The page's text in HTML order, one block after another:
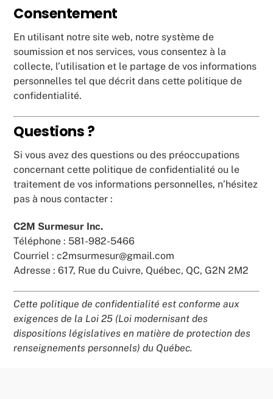
Consentement
En utilisant notre site web, notre système de
soumission et nos services, vous consentez à la
collecte, l’utilisation et le partage de vos informations
personnelles tel que décrit dans cette politique de
confidentialité.
Questions ?
Si vous avez des questions ou des préoccupations
concernant cette politique de confidentialité ou le
traitement de vos informations personnelles, n’hésitez
pas à nous contacter :
C2M Surmesur Inc.
Téléphone : 581-982-5466
Courriel : c2msurmesur@gmail.com
Adresse : 617, Rue du Cuivre, Québec, QC, G2N 2M2
Cette politique de confidentialité est conforme aux
exigences de la Loi 25 (Loi modernisant des
dispositions législatives en matière de protection des
renseignements personnels) du Québec.